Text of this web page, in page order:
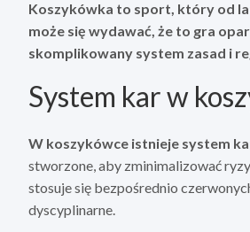
Koszykówka to sport, który od
może się wydawać, że to gra
skomplikowany system zasad i
System kar w
W koszykówce istnieje system
stworzone, aby zminimalizować
stosuje się bezpośrednio
dyscyplinarne.